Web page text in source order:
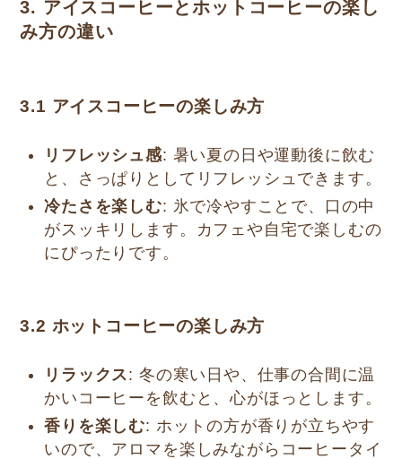
3. アイスコーヒーとホットコーヒーの楽し
み方の違い
3.1 アイスコーヒーの楽しみ方
リフレッシュ感: 暑い夏の日や運動後に飲む
と、さっぱりとしてリフレッシュできます。
冷たさを楽しむ: 氷で冷やすことで、口の中
がスッキリします。カフェや自宅で楽しむの
にぴったりです。
3.2 ホットコーヒーの楽しみ方
リラックス: 冬の寒い日や、仕事の合間に温
かいコーヒーを飲むと、心がほっとします。
香りを楽しむ: ホットの方が香りが立ちやす
いので、アロマを楽しみながらコーヒータイ